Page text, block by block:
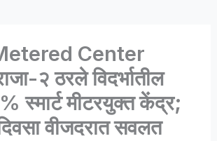
Center
२ ठरले विदर्भातील
स्मार्ट मीटरयुक्त केंद्र;
वीजदरात सवलत